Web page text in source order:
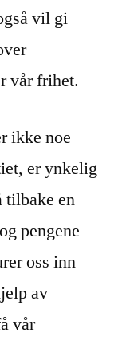
vil gi
vår frihet.
ikke noe
er ynkelig
en
pengene
oss inn
av
vår